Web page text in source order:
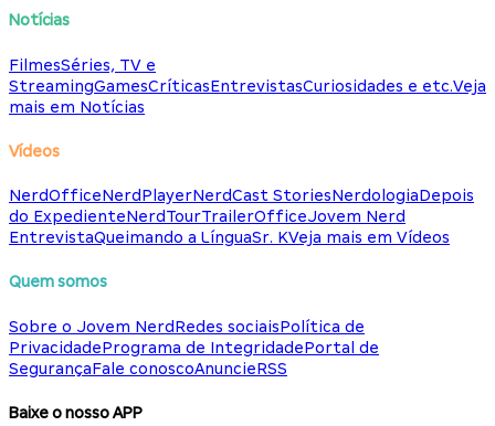
Notícias
FilmesSéries, TV e
StreamingGamesCríticasEntrevistasCuriosidades e etc.Veja
mais em Notícias
Vídeos
NerdOfficeNerdPlayerNerdCast StoriesNerdologiaDepois
do ExpedienteNerdTourTrailerOfficeJovem Nerd
EntrevistaQueimando a LínguaSr. KVeja mais em Vídeos
Quem somos
Sobre o Jovem NerdRedes sociaisPolítica de
PrivacidadePrograma de IntegridadePortal de
SegurançaFale conoscoAnuncieRSS
Baixe o nosso APP